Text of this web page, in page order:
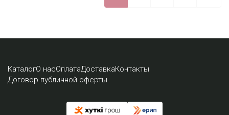
КаталогО насОплатаДоставкаКонтакты
Договор публичной оферты